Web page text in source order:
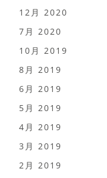
12月 2020
7月 2020
10月 2019
8月 2019
6月 2019
5月 2019
4月 2019
3月 2019
2月 2019